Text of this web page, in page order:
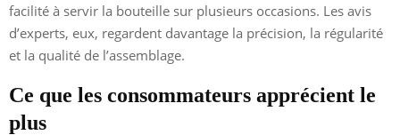
facilité à servir la bouteille sur plusieurs occasions. Les avis
d’experts, eux, regardent davantage la précision, la régularité
et la qualité de l’assemblage.
Ce que les consommateurs apprécient le
plus